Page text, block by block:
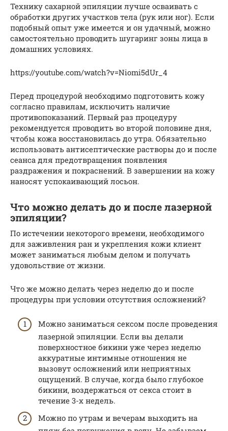
Технику сахарной эпиляции лучше осваивать с
обработки других участков тела (рук или ног). Если
подобный опыт уже имеется и он удачный, можно
самостоятельно проводить шугаринг зоны лица в
домашних условиях.
https://youtube.com/watch?v=Niomi5dUr_4
Перед процедурой необходимо подготовить кожу
согласно правилам, исключить наличие
противопоказаний. Первый раз процедуру
рекомендуется проводить во второй половине дня,
чтобы кожа восстановилась до утра. Обязательно
использовать антисептические растворы до и после
сеанса для предотвращения появления
раздражения и покраснений. В завершении на кожу
наносят успокаивающий лосьон.
Что можно делать до и после лазерной
эпиляции?
По истечении некоторого времени, необходимого
для заживления ран и укрепления кожи клиент
может заниматься любым делом и получать
удовольствие от жизни.
Что же можно делать через неделю до и после
процедуры при условии отсутствия осложнений?
Можно заниматься сексом после проведения
лазерной эпиляции. Если вы делали
поверхностное бикини уже через неделю
аккуратные интимные отношения не
вызовут осложнений или неприятных
ощущений. В случае, когда было глубокое
бикини, воздержаться от секса стоит в
течение 3-х недель.
Можно по утрам и вечерам выходить на